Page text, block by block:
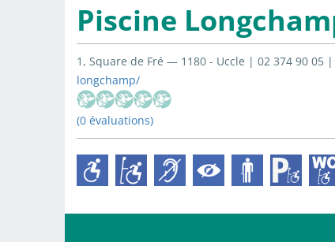
Piscine
1, Square de Fré — 1180 - Uccle | 02 374 90 05
longchamp/
(0 évaluations)
categories